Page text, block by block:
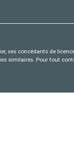
ses concédants de
similaires. Pour tout